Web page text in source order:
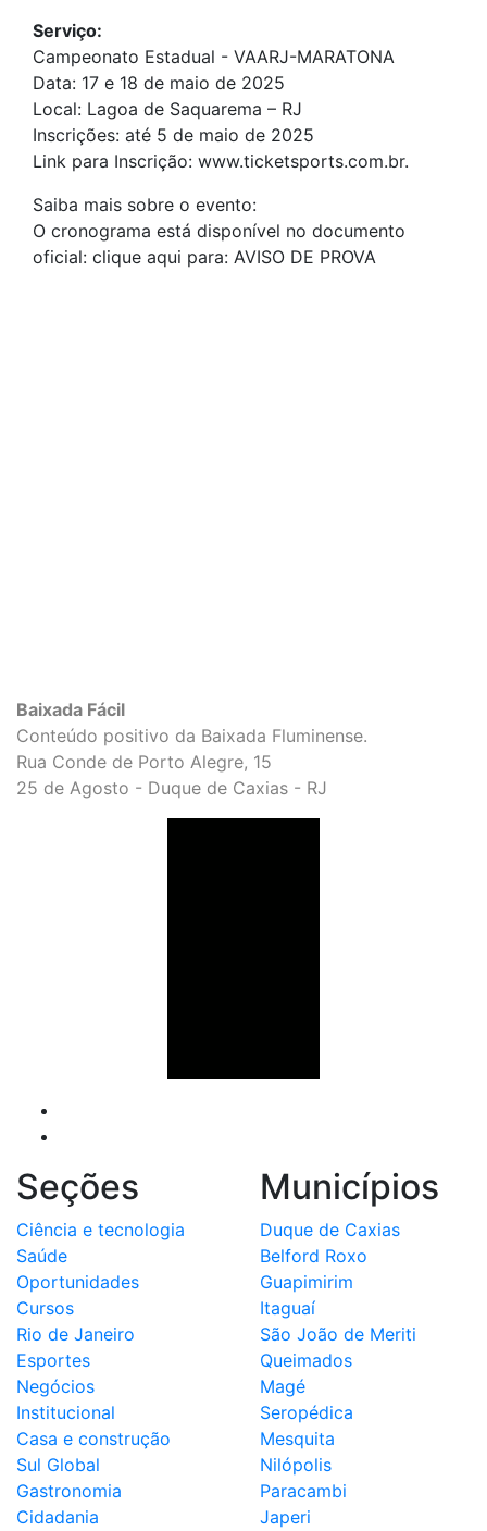
Serviço:
Campeonato Estadual - VAARJ-MARATONA
Data: 17 e 18 de maio de 2025
Local: Lagoa de Saquarema – RJ
Inscrições: até 5 de maio de 2025
Link para Inscrição: www.ticketsports.com.br.
Saiba mais sobre o evento:
O cronograma está disponível no documento
oficial: clique aqui para: AVISO DE PROVA
Baixada Fácil
Conteúdo positivo da Baixada Fluminense.
Rua Conde de Porto Alegre, 15
25 de Agosto - Duque de Caxias - RJ
Seções
Ciência e tecnologia
Saúde
Oportunidades
Cursos
Rio de Janeiro
Esportes
Negócios
Institucional
Casa e construção
Sul Global
Gastronomia
Cidadania
Municípios
Duque de Caxias
Belford Roxo
Guapimirim
Itaguaí
São João de Meriti
Queimados
Magé
Seropédica
Mesquita
Nilópolis
Paracambi
Japeri